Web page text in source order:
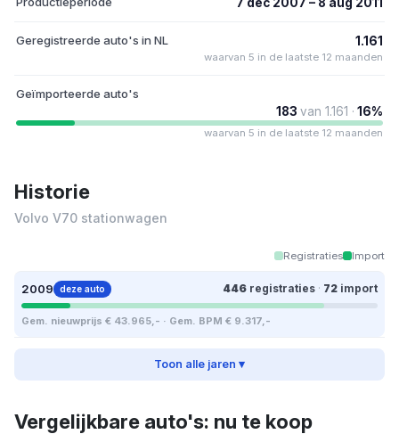
Geregistreerde auto's in NL 1.161
waarvan 5 in de laatste 12 maanden
Geïmporteerde auto's
183 van 1.161 · 16%
waarvan 5 in de laatste 12 maanden
Historie
Volvo V70 stationwagen
Registraties Import
2009 deze auto 446 registraties · 72 import
Gem. nieuwprijs € 43.965,- · Gem. BPM € 9.317,-
Toon alle jaren ▾
Vergelijkbare auto's: nu te koop